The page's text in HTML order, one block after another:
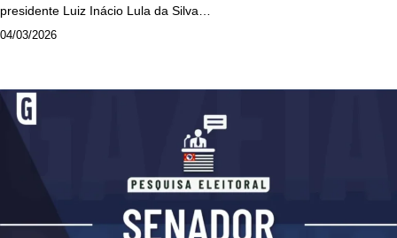
presidente Luiz Inácio Lula da Silva…
04/03/2026